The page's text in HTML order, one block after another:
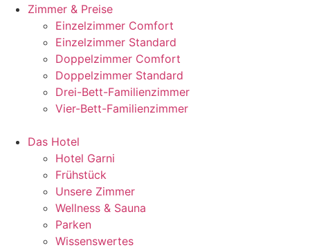
Zimmer & Preise
Einzelzimmer Comfort
Einzelzimmer Standard
Doppelzimmer Comfort
Doppelzimmer Standard
Drei-Bett-Familienzimmer
Vier-Bett-Familienzimmer
Das Hotel
Hotel Garni
Frühstück
Unsere Zimmer
Wellness & Sauna
Parken
Wissenswertes